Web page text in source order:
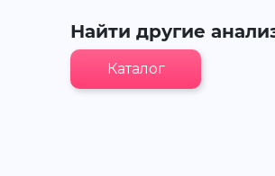
Найти другие
Каталог